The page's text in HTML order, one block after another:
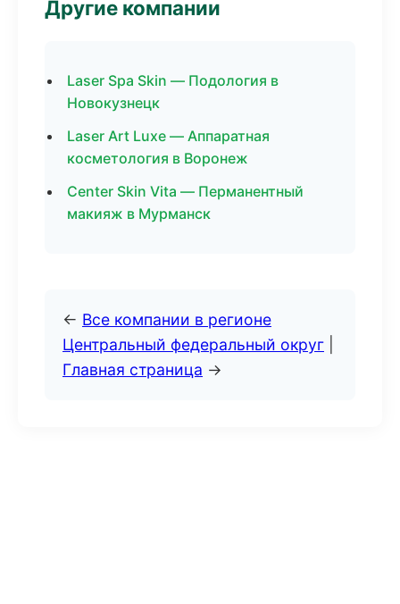
Другие компании
Laser Spa Skin — Подология в
Новокузнецк
Laser Art Luxe — Аппаратная
косметология в Воронеж
Center Skin Vita — Перманентный
макияж в Мурманск
← Все компании в регионе
Центральный федеральный округ
Главная страница →